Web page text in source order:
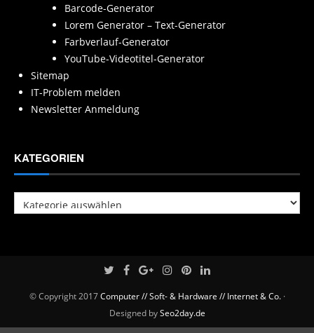
Barcode-Generator
Lorem Generator – Text-Generator
Farbverlauf-Generator
YouTube-Videotitel-Generator
Sitemap
IT-Problem melden
Newsletter Anmeldung
KATEGORIEN
Kategorien
© Copyright 2017Computer // Soft- & Hardware // Internet & Co.·
Designed bySeo2day.de